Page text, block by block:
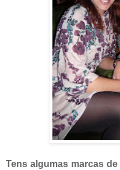
Tens algumas marcas